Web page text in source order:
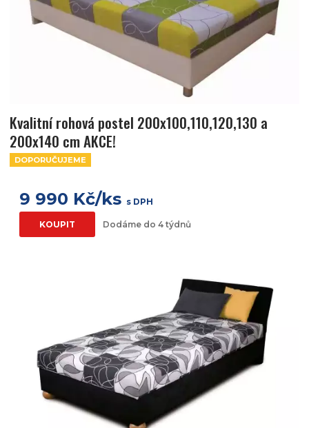
Kvalitní rohová postel 200x100,110,120,130 a
200x140 cm AKCE!
DOPORUČUJEME
9 990 Kč/ks s DPH
KOUPIT Dodáme do 4 týdnů